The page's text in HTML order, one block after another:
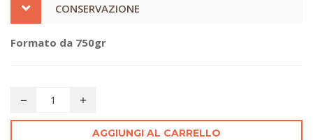
CONSERVAZIONE
Formato da 750gr
AGGIUNGI AL CARRELLO